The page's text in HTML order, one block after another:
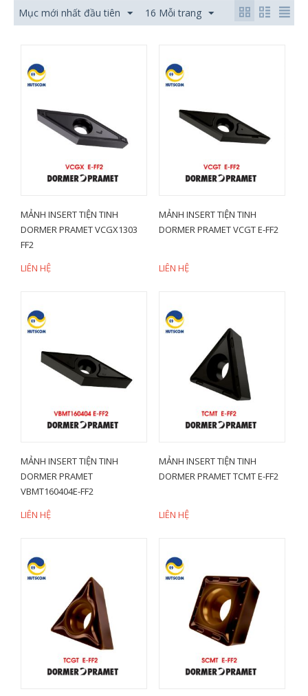
Mục mới nhất đầu tiên 16 Mỗi trang
MẢNH INSERT TIỆN TINH
DORMER PRAMET VCGX1303
FF2
LIÊN HỆ
MẢNH INSERT TIỆN TINH
DORMER PRAMET VCGT E-FF2
LIÊN HỆ
MẢNH INSERT TIỆN TINH
DORMER PRAMET
VBMT160404E-FF2
LIÊN HỆ
MẢNH INSERT TIỆN TINH
DORMER PRAMET TCMT E-FF2
LIÊN HỆ